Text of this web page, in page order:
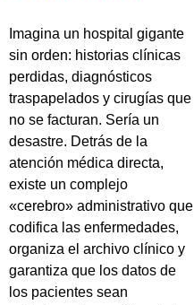
Imagina un hospital gigante
sin orden: historias clínicas
perdidas, diagnósticos
traspapelados y cirugías que
no se facturan. Sería un
desastre. Detrás de la
atención médica directa,
existe un complejo
«cerebro» administrativo que
codifica las enfermedades,
organiza el archivo clínico y
garantiza que los datos de
los pacientes sean